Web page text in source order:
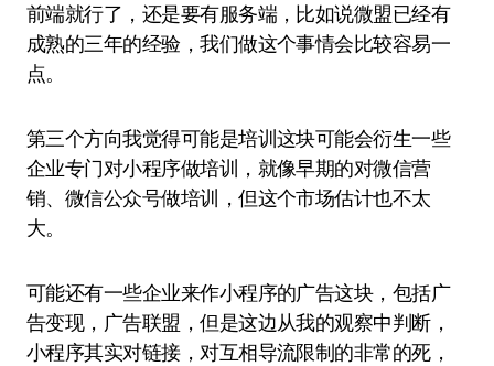
前端就行了，还是要有服务端，比如说微盟已经有
成熟的三年的经验，我们做这个事情会比较容易一
点。
第三个方向我觉得可能是培训这块可能会衍生一些
企业专门对小程序做培训，就像早期的对微信营
销、微信公众号做培训，但这个市场估计也不太
大。
可能还有一些企业来作小程序的广告这块，包括广
告变现，广告联盟，但是这边从我的观察中判断，
小程序其实对链接，对互相导流限制的非常的死，